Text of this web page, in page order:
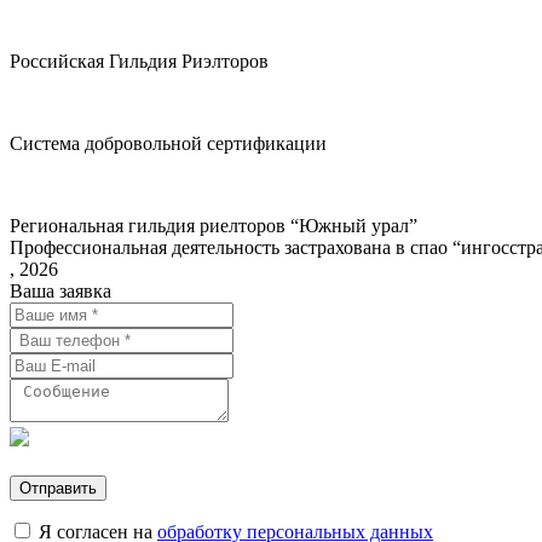
Российская Гильдия Риэлторов
Система добровольной сертификации
Региональная гильдия риелторов “Южный урал”
Профессиональная деятельность застрахована в спао
, 2026
Ваша заявка
Отправить
Я согласен на обработку персональных данных